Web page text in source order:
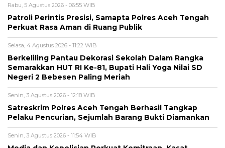
Rabu, 5 Agustus 2026 - 06:55 WIB
Patroli Perintis Presisi, Samapta Polres Aceh Tengah
Perkuat Rasa Aman di Ruang Publik
Selasa, 4 Agustus 2026 - 11:22 WIB
Berkeliling Pantau Dekorasi Sekolah Dalam Rangka
Semarakkan HUT RI Ke-81, Bupati Hali Yoga Nilai SD
Negeri 2 Bebesen Paling Meriah
Senin, 3 Agustus 2026 - 12:18 WIB
Satreskrim Polres Aceh Tengah Berhasil Tangkap
Pelaku Pencurian, Sejumlah Barang Bukti Diamankan
Senin, 3 Agustus 2026 - 11:54 WIB